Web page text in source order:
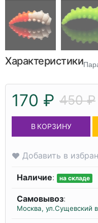
Характеристики
170 ₽ 450 ₽
В КОРЗИНУ
Добавить в
Наличие: на складе
Самовывоз:
Москва, ул.Сущевский